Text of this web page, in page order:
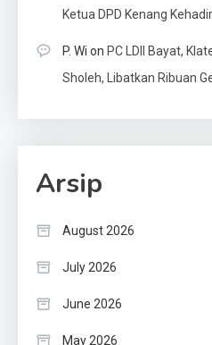
Ketua DPD Kenang
P. Wi on PC LDII Bayat,
Sholeh, Libatkan Ribuan
Arsip
August 2026
July 2026
June 2026
May 2026